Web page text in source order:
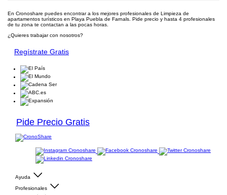
En Cronoshare puedes encontrar a los mejores profesionales de Limpieza de
apartamentos turísticos en Playa Puebla de Farnals. Pide precio y hasta 4 profesionales
de tu zona te contactan a las pocas horas.
¿Quieres trabajar con nosotros?
Regístrate Gratis
Pide Precio Gratis
Ayuda
Profesionales